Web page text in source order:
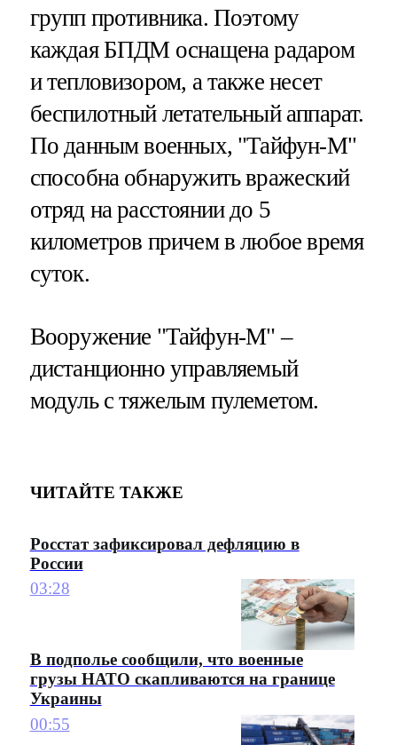
групп противника. Поэтому
каждая БПДМ оснащена радаром
и тепловизором, а также несет
беспилотный летательный аппарат.
По данным военных, "Тайфун-М"
способна обнаружить вражеский
отряд на расстоянии до 5
километров причем в любое время
суток.
Вооружение "Тайфун-М" –
дистанционно управляемый
модуль с тяжелым пулеметом.
ЧИТАЙТЕ ТАКЖЕ
Росстат зафиксировал дефляцию в
России
03:28
В подполье сообщили, что военные
грузы НАТО скапливаются на границе
Украины
00:55